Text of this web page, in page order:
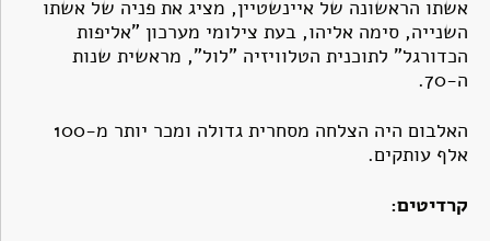
אשתו הראשונה של איינשטיין, מציג את פניה של אשתו
השנייה, סימה אליהו, בעת צילומי מערכון "אליפות
הכדורגל" לתוכנית הטלוויזיה "לול", מראשית שנות
ה-70.
האלבום היה הצלחה מסחרית גדולה ומכר יותר מ-100
אלף עותקים.
קרדיטים: